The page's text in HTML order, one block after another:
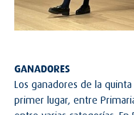
GANADORES
Los ganadores de la
primer lugar, entre